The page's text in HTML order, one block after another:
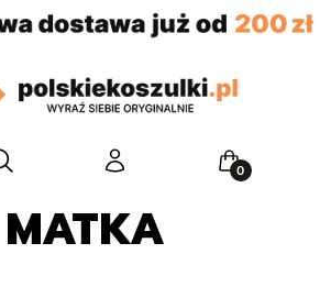
Otwórz wyszukiwarkę
Szukaj Zaloguj się Koszyk
MATKA